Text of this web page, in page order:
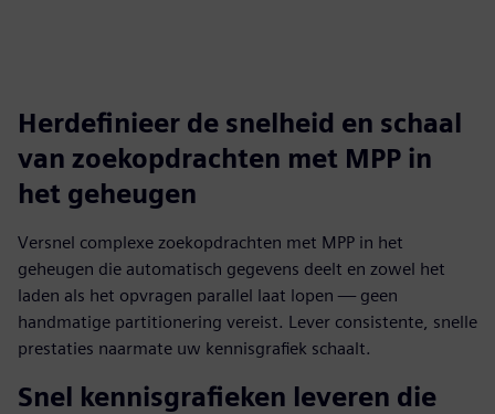
Herdefinieer de snelheid en schaal
van zoekopdrachten met MPP in
het geheugen
Versnel complexe zoekopdrachten met MPP in het
geheugen die automatisch gegevens deelt en zowel het
laden als het opvragen parallel laat lopen — geen
handmatige partitionering vereist. Lever consistente, snelle
prestaties naarmate uw kennisgrafiek schaalt.
Snel kennisgrafieken leveren die